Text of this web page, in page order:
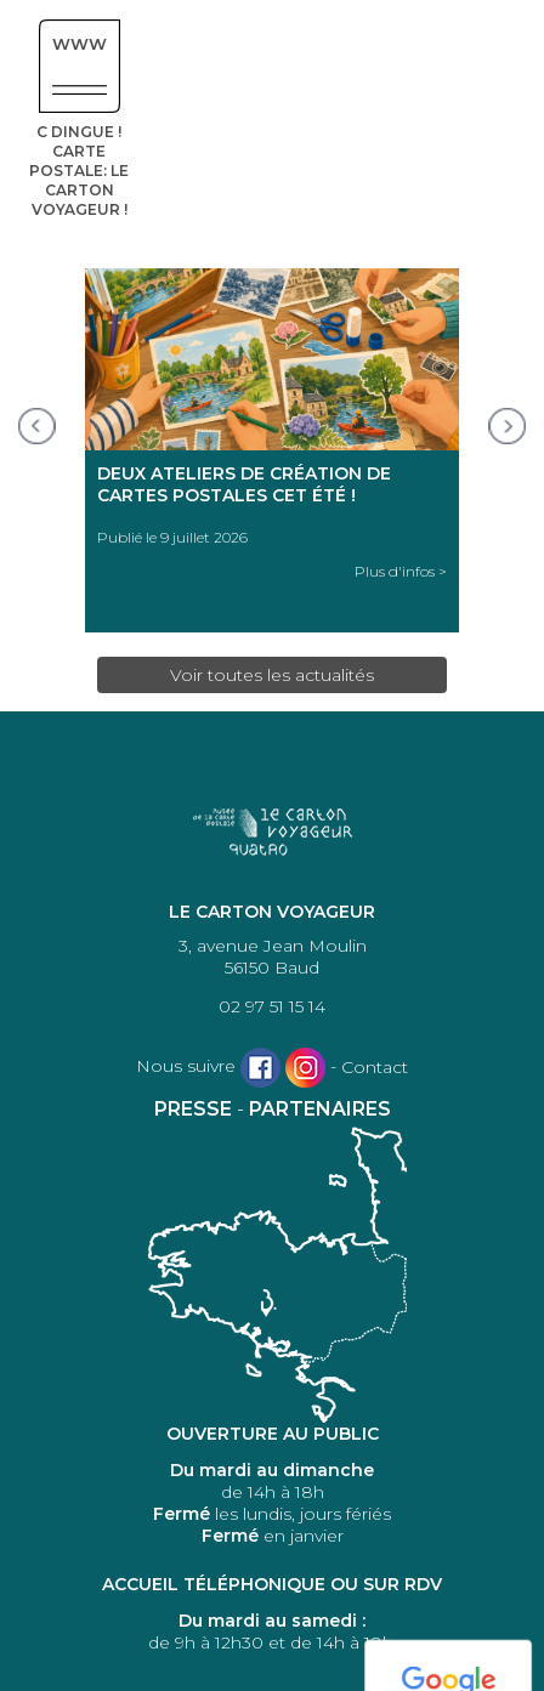
WWW
C DINGUE !
CARTE
POSTALE: LE
CARTON
VOYAGEUR !
DEUX ATELIERS DE CRÉATION DE
CARTES POSTALES CET ÉTÉ !
Publié le 9 juillet 2026
Plus d'infos >
Voir toutes les actualités
LE CARTON VOYAGEUR
3, avenue Jean Moulin
56150 Baud
02 97 51 15 14
Nous suivre - Contact
PRESSE - PARTENAIRES
OUVERTURE AU PUBLIC
Du mardi au dimanche
de 14h à 18h
Fermé les lundis, jours fériés
Ferméen janvier
ACCUEIL TÉLÉPHONIQUE OU SUR RDV
Du mardi au samedi :
de 9h à 12h30 et de 14h à 18h.